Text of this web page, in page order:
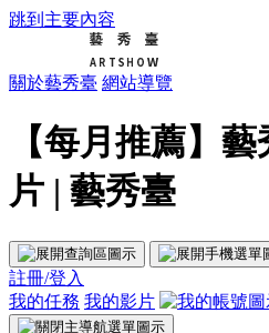
跳到主要內容
關於藝秀臺 網站導覽
【每月推薦】
片 | 藝秀臺
註冊/登入
我的任務 我的影片